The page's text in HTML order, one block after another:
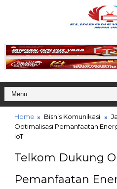
Home Bisnis Komunikasi
Optimalisasi Pemanfaatan
IoT
Telkom Dukung
Pemanfaatan